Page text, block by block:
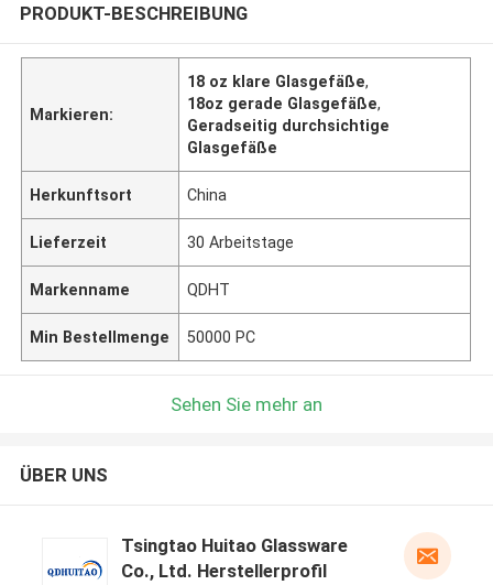
PRODUKT-BESCHREIBUNG
Markieren:
18 oz klare Glasgefäße,
18oz gerade Glasgefäße,
Geradseitig durchsichtige
Glasgefäße
Herkunftsort China
Lieferzeit 30 Arbeitstage
Markenname QDHT
Min Bestellmenge 50000 PC
Sehen Sie mehr an
ÜBER UNS
Tsingtao Huitao Glassware
Co., Ltd. Herstellerprofil